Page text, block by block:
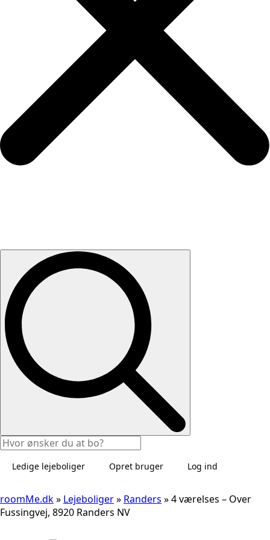
Ledige lejeboliger Opret bruger Log ind
roomMe.dk» Lejeboliger» Randers »4 værelses – Over
Fussingvej, 8920 Randers NV